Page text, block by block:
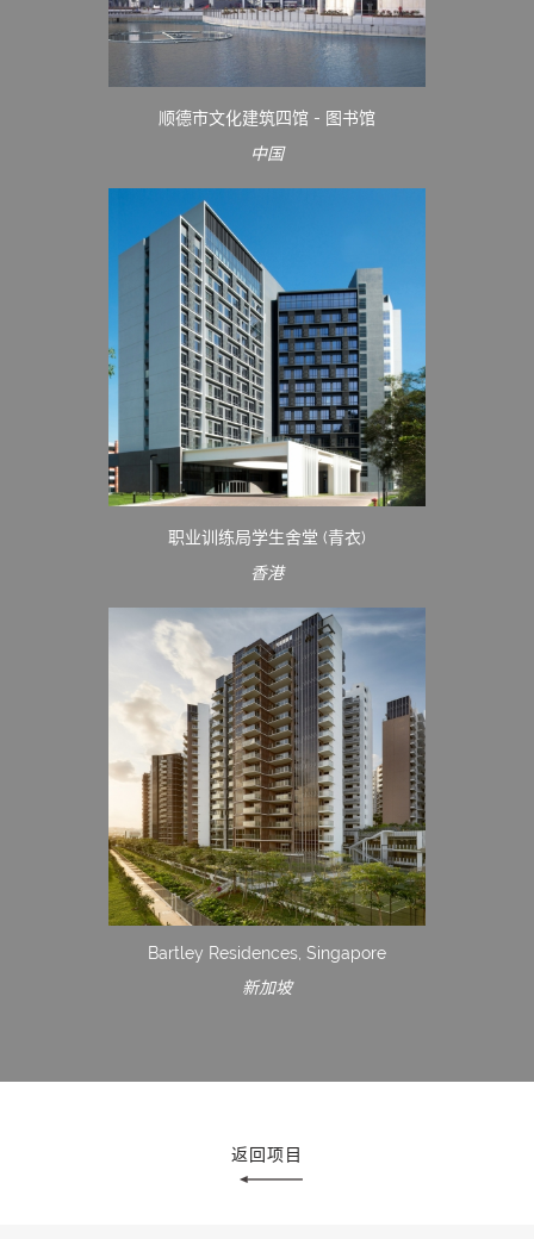
顺德市文化建筑四馆 - 图书馆
中国
职业训练局学生舍堂 (青衣)
香港
Bartley Residences, Singapore
新加坡
返回项目